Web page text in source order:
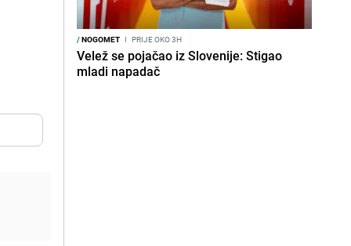
/NOGOMET I PRIJE OKO 3H
Velež se pojačao iz Slovenije: Stigao
mladi napadač